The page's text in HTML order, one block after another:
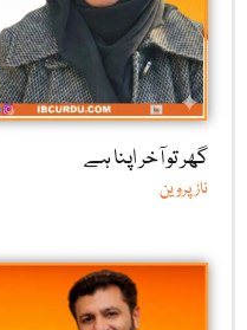
گھر تو آخر اپنا ہے
ناز پروین